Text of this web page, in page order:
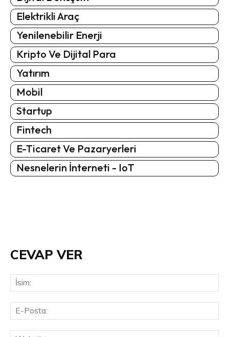
Elektrikli Araç
Yenilenebilir Enerji
Kripto Ve Dijital Para
Yatırım
Mobil
Startup
Fintech
E-Ticaret Ve Pazaryerleri
Nesnelerin İnterneti - IoT
CEVAP VER